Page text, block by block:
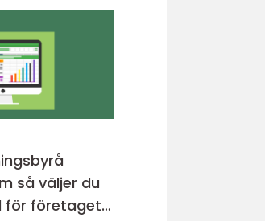
du
för företagets